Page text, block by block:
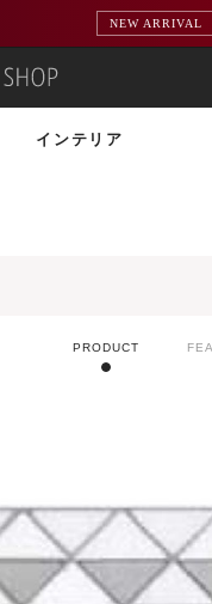
NEW ARRIVAL
インテリア
PRODUCT